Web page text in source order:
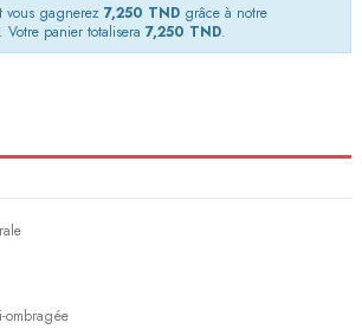
vous gagnerez 7,250 TND grâce à notre
panier totalisera 7,250 TND.
ombragée